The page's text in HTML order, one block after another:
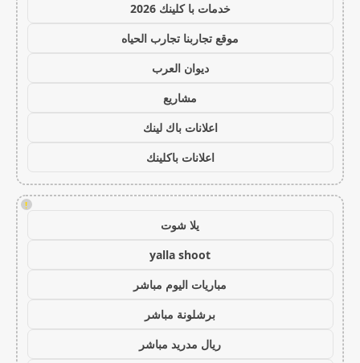
خدمات با كلينك 2026
موقع تجاربنا تجارب الحياه
ديوان العرب
مشاريع
اعلانات باك لينك
اعلانات باكلينك
!
يلا شوت
yalla shoot
مباريات اليوم مباشر
برشلونة مباشر
ريال مدريد مباشر